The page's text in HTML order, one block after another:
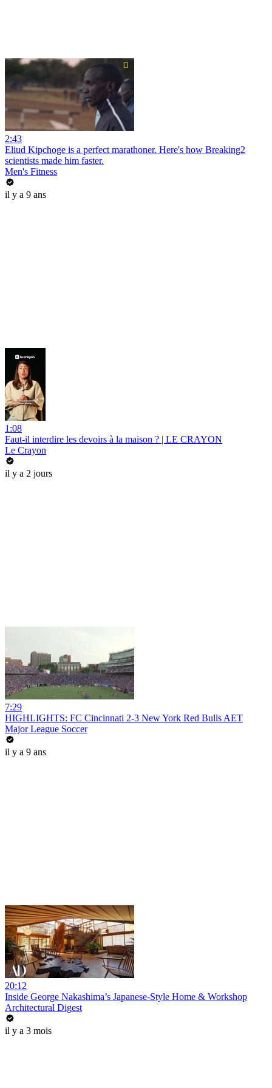
2:43
Eliud Kipchoge is a perfect marathoner. Here's how Breaking2
scientists made him faster.
Men's Fitness
il y a 9 ans
1:08
Faut-il interdire les devoirs à la maison ? | LE CRAYON
Le Crayon
il y a 2 jours
7:29
HIGHLIGHTS: FC Cincinnati 2-3 New York Red Bulls AET
Major League Soccer
il y a 9 ans
20:12
Inside George Nakashima’s Japanese-Style Home & Workshop
Architectural Digest
il y a 3 mois